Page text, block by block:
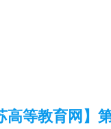
高等教育网】